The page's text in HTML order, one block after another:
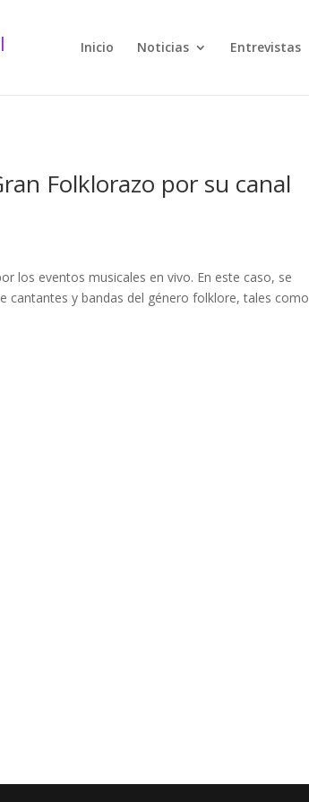
Inicio Noticias Entrevistas
Folklorazo por su canal
los eventos musicales en vivo. En este caso, se
cantantes y bandas del género folklore, tales como